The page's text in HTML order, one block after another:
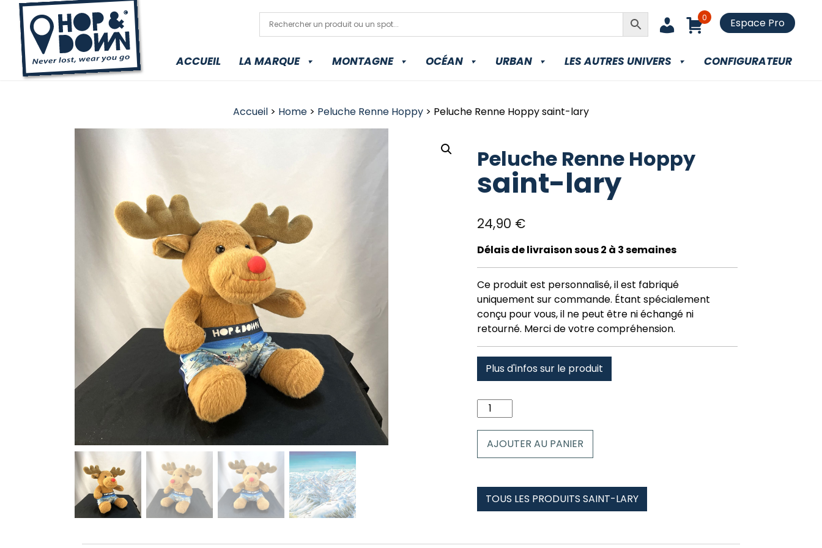
0 Espace Pro
ACCUEIL LA MARQUE MONTAGNE OCÉAN URBAN LES AUTRES UNIVERS CONFIGURATEUR
Accueil > Home > Peluche Renne Hoppy > Peluche Renne Hoppy saint-lary
Peluche Renne Hoppy
saint-lary
24,90 €
Délais de livraison sous 2 à 3 semaines
Ce produit est personnalisé, il est fabriqué
uniquement sur commande. Étant spécialement
conçu pour vous, il ne peut être ni échangé ni
retourné. Merci de votre compréhension.
Plus d'infos sur le produit
quantité
de
Renne
lary
AJOUTER AU PANIER
TOUS LES PRODUITS SAINT-LARY